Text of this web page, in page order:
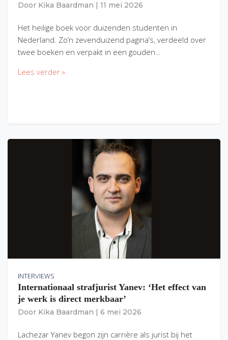
Door Kika Baardman 11 mei 2026
Het heilige boek voor duizenden studenten in
Nederland. Zo’n zevenduizend pagina’s, verdeeld over
twee boeken en verpakt in een gouden…
Lees verder »
INTERVIEWS
Internationaal strafjurist Yanev: ‘Het effect van
je werk is direct merkbaar’
Door Kika Baardman 6 mei 2026
Lachezar Yanev begon zijn carrière als jurist bij het